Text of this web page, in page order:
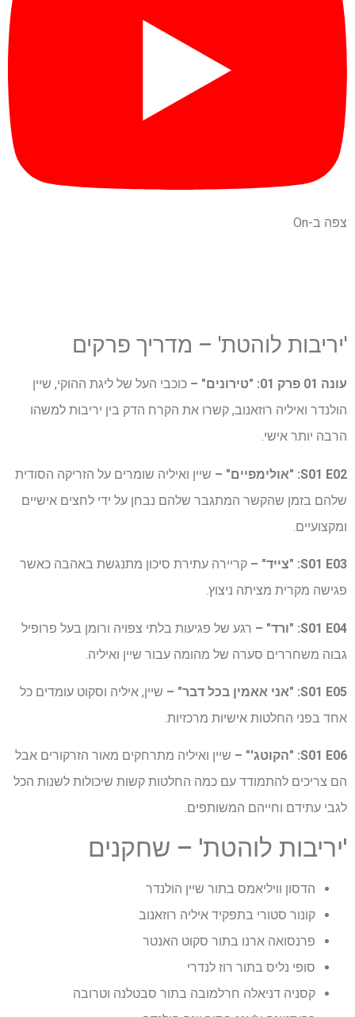
צפה ב-On
'יריבות לוהטת' – מדריך פרקים
עונה 01 פרק 01: "טירונים" –
כוכבי העל של ליגת ההוקי, שיין
הולנדר ואיליה רוזאנוב, קשרו את הקרח הדק בין יריבות למשהו
הרבה יותר אישי.
S01 E02: "אולימפיים" –
שיין ואיליה שומרים על הזריקה הסודית
שלהם בזמן שהקשר המתגבר שלהם נבחן על ידי לחצים אישיים
ומקצועיים.
S01 E03: "צייד" –
קריירה עתירת סיכון מתנגשת באהבה כאשר
פגישה מקרית מציתה ניצוץ.
S01 E04: "ורד" –
רגע של פגיעות בלתי צפויה ורומן בעל פרופיל
גבוה משחררים סערה של מהומה עבור שיין ואיליה.
S01 E05: "אני אאמין בכל דבר" –
שיין, איליה וסקוט עומדים כל
אחד בפני החלטות אישיות מרכזיות.
S01 E06: "הקוטג'" –
שיין ואיליה מתרחקים מאור הזרקורים אבל
הם צריכים להתמודד עם כמה החלטות קשות שיכולות לשנות הכל
לגבי עתידם וחייהם המשותפים.
'יריבות לוהטת' – שחקנים
הדסון וויליאמס בתור שיין הולנדר
קונור סטורי בתפקיד איליה רוזאנוב
פרנסואה ארנו בתור סקוט האנטר
סופי נליס בתור רוז לנדרי
קסניה דניאלה חרלמובה בתור סבטלנה וטרובה